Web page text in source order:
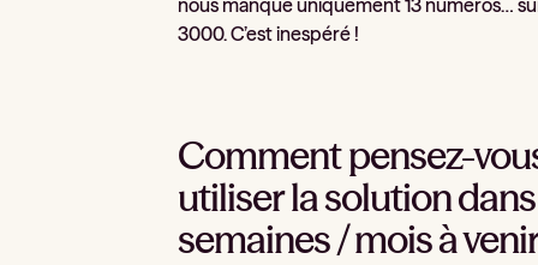
3000. C’est inespéré !
Comment pensez-
utiliser la solution
semaines / mois à